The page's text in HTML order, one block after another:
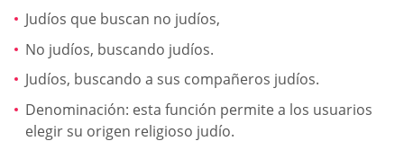
Judíos que buscan no judíos,
No judíos, buscando judíos.
Judíos, buscando a sus compañeros judíos.
Denominación: esta función permite a los usuarios
elegir su origen religioso judío.